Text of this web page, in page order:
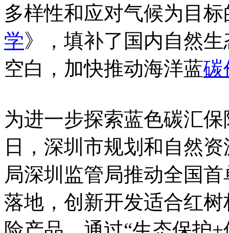
多样性和应对气候为目
学》，填补了国内自然
空白，加快推动海洋蓝碳
为进一步探索蓝色碳汇
日，深圳市规划和自然
局深圳监管局推动全国
落地，创新开发适合红